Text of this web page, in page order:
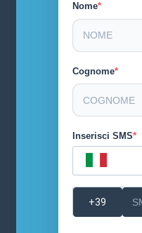
Nome
Cognome
Inserisci SMS